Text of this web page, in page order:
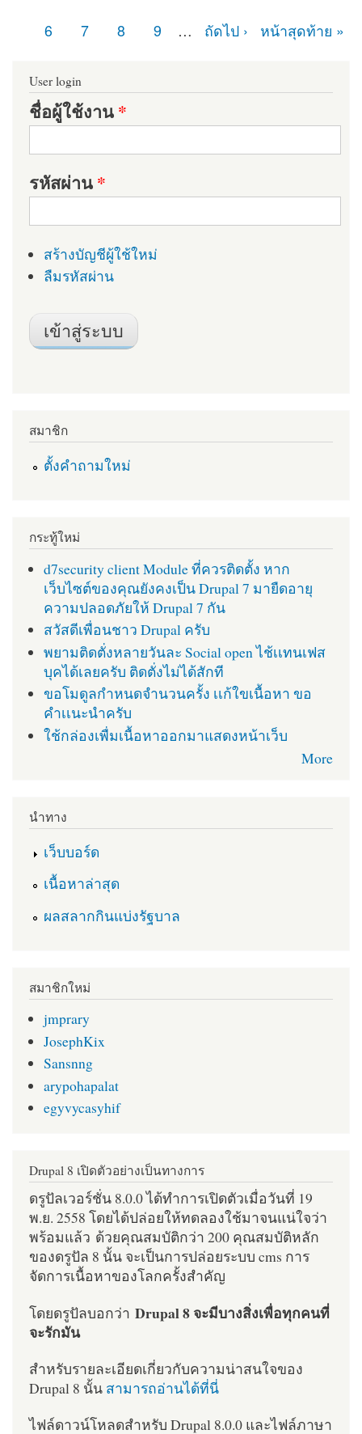
6
7 8 9 … ถัดไป › หน้าสุดท้าย »
User login
ชื่อผู้ใช้งาน*
รหัสผ่าน*
สร้างบัญชีผู้ใช้ใหม่
ลืมรหัสผ่าน
สมาชิก
ตั้งคำถามใหม่
กระทู้ใหม่
d7security client Module ที่ควรติดตั้ง หาก
เว็บไซต์ของคุณยังคงเป็น Drupal 7 มายืดอายุ
ความปลอดภัยให้ Drupal 7 กัน
สวัสดีเพื่อนชาว Drupal ครับ
พยามติดตั่งหลายวันละ Social open ไช้เเทนเฟส
บุคได้เลยครับ ติดตั่งไม่ได้สักที
ขอโมดูลกำหนดจำนวนครั้ง เเก้ใขเนื้อหา ขอ
คำเเนะนำครับ
ใช้กล่องเพื่มเนื้อหาออกมาแสดงหน้าเว็บ
More
นำทาง
เว็บบอร์ด
เนื้อหาล่าสุด
ผลสลากกินแบ่งรัฐบาล
สมาชิกใหม่
jmprary
JosephKix
Sansnng
arypohapalat
egyvycasyhif
Drupal 8 เปิดตัวอย่างเป็นทางการ
ดรูปัลเวอร์ชั่น 8.0.0 ได้ทำการเปิดตัวเมื่อวันที่ 19
พ.ย. 2558 โดยได้ปล่อยให้ทดลองใช้มาจนแน่ใจว่า
พร้อมแล้ว ด้วยคุณสมบัติกว่า 200 คุณสมบัติหลัก
ของดรูปัล 8 นั้น จะเป็นการปล่อยระบบ cms การ
จัดการเนื้อหาของโลกครั้งสำคัญ
โดยดรูปัลบอกว่า Drupal 8 จะมีบางสิ่งเพื่อทุกคนที่
จะรักมัน
สำหรับรายละเอียดเกี่ยวกับความน่าสนใจของ
Drupal 8 นั้น สามารถอ่านได้ที่นี่
ไฟล์ดาวน์โหลดสำหรับ Drupal 8.0.0 และไฟล์ภาษา